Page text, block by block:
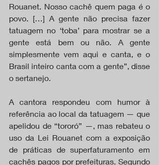
Rouanet. Nosso cachê quem paga é o
povo. […] A gente não precisa fazer
tatuagem no ‘toba’ para mostrar se a
gente está bem ou não. A gente
simplesmente vem aqui e canta, e o
Brasil inteiro canta com a gente”, disse
o sertanejo.
A cantora respondeu com humor à
referência ao local da tatuagem — que
apelidou de “tororó” —, mas rebateu o
uso da Lei Rouanet com a exposição
de práticas de superfaturamento em
cachês pagos por prefeituras. Segundo